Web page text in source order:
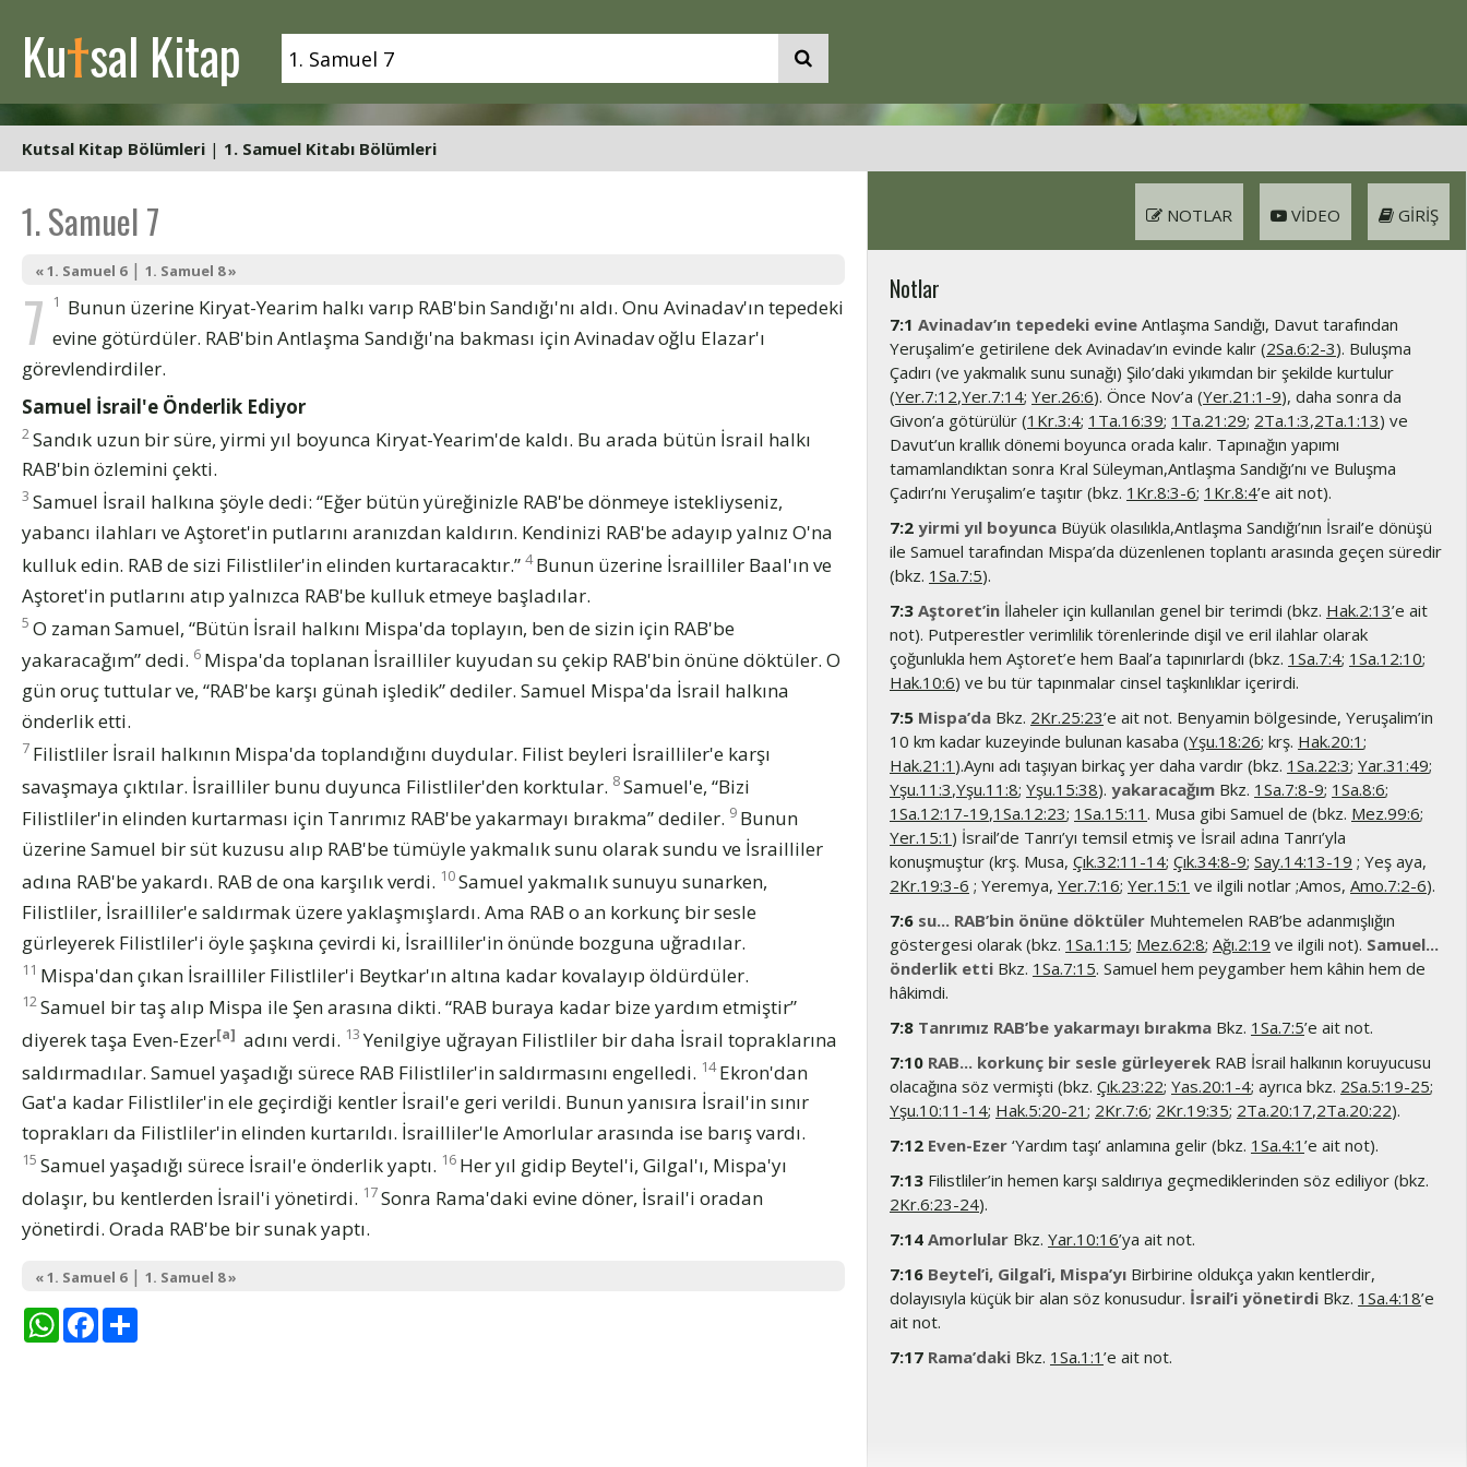
Kutsal Kitap
Kutsal Kitap Bölümleri | 1. Samuel Kitabı Bölümleri
1. Samuel 7
« 1. Samuel 6| 1. Samuel 8 »
7 1 Bunun üzerine Kiryat-Yearim halkı varıp RAB'bin Sandığı'nı aldı. Onu Avinadav'ın tepedeki
evine götürdüler. RAB'bin Antlaşma Sandığı'na bakması için Avinadav oğlu Elazar'ı
görevlendirdiler.
Samuel İsrail'e Önderlik Ediyor
2Sandık uzun bir süre, yirmi yıl boyunca Kiryat-Yearim'de kaldı. Bu arada bütün İsrail halkı
RAB'bin özlemini çekti.
3 Samuel İsrail halkına şöyle dedi: “Eğer bütün yüreğinizle RAB'be dönmeye istekliyseniz,
yabancı ilahları ve Aştoret'in putlarını aranızdan kaldırın. Kendinizi RAB'be adayıp yalnız O'na
kulluk edin. RAB de sizi Filistliler'in elinden kurtaracaktır.” 4 Bunun üzerine İsrailliler Baal'ın ve
Aştoret'in putlarını atıp yalnızca RAB'be kulluk etmeye başladılar.
5 O zaman Samuel, “Bütün İsrail halkını Mispa'da toplayın, ben de sizin için RAB'be
yakaracağım” dedi. 6 Mispa'da toplanan İsrailliler kuyudan su çekip RAB'bin önüne döktüler. O
gün oruç tuttular ve, “RAB'be karşı günah işledik” dediler. Samuel Mispa'da İsrail halkına
önderlik etti.
7 Filistliler İsrail halkının Mispa'da toplandığını duydular. Filist beyleri İsrailliler'e karşı
savaşmaya çıktılar. İsrailliler bunu duyunca Filistliler'den korktular. 8Samuel'e, “Bizi
Filistliler'in elinden kurtarması için Tanrımız RAB'be yakarmayı bırakma” dediler. 9 Bunun
üzerine Samuel bir süt kuzusu alıp RAB'be tümüyle yakmalık sunu olarak sundu ve İsrailliler
adına RAB'be yakardı. RAB de ona karşılık verdi. 10Samuel yakmalık sunuyu sunarken,
Filistliler, İsrailliler'e saldırmak üzere yaklaşmışlardı. Ama RAB o an korkunç bir sesle
gürleyerek Filistliler'i öyle şaşkına çevirdi ki, İsrailliler'in önünde bozguna uğradılar.
11 Mispa'dan çıkan İsrailliler Filistliler'i Beytkar'ın altına kadar kovalayıp öldürdüler.
12Samuel bir taş alıp Mispa ile Şen arasına dikti. “RAB buraya kadar bize yardım etmiştir”
diyerek taşa Even-Ezer[a] adını verdi. 13 Yenilgiye uğrayan Filistliler bir daha İsrail topraklarına
saldırmadılar. Samuel yaşadığı sürece RAB Filistliler'in saldırmasını engelledi. 14 Ekron'dan
Gat'a kadar Filistliler'in ele geçirdiği kentler İsrail'e geri verildi. Bunun yanısıra İsrail'in sınır
toprakları da Filistliler'in elinden kurtarıldı. İsrailliler'le Amorlular arasında ise barış vardı.
15 Samuel yaşadığı sürece İsrail'e önderlik yaptı. 16 Her yıl gidip Beytel'i, Gilgal'ı, Mispa'yı
dolaşır, bu kentlerden İsrail'i yönetirdi. 17Sonra Rama'daki evine döner, İsrail'i oradan
yönetirdi. Orada RAB'be bir sunak yaptı.
« 1. Samuel 6| 1. Samuel 8 »
WhatsAppFacebook
GIRIŞ
VIDEO
NOTLAR
Notlar
7:1 Avinadav’ın tepedeki evine Antlaşma Sandığı, Davut tarafından
Yeruşalim’e getirilene dek Avinadav’ın evinde kalır (2Sa.6:2-3). Buluşma
Çadırı (ve yakmalık sunu sunağı) Şilo’daki yıkımdan bir şekilde kurtulur
(Yer.7:12,Yer.7:14; Yer.26:6). Önce Nov’a (Yer.21:1-9), daha sonra da
Givon’a götürülür (1Kr.3:4; 1Ta.16:39; 1Ta.21:29; 2Ta.1:3,2Ta.1:13) ve
Davut’un krallık dönemi boyunca orada kalır. Tapınağın yapımı
tamamlandıktan sonra Kral Süleyman,Antlaşma Sandığı’nı ve Buluşma
Çadırı’nı Yeruşalim’e taşıtır (bkz. 1Kr.8:3-6; 1Kr.8:4’e ait not).
7:2 yirmi yıl boyunca Büyük olasılıkla,Antlaşma Sandığı’nın İsrail’e dönüşü
ile Samuel tarafından Mispa’da düzenlenen toplantı arasında geçen süredir
(bkz. 1Sa.7:5).
7:3 Aştoret’in İlaheler için kullanılan genel bir terimdi (bkz. Hak.2:13’e ait
not). Putperestler verimlilik törenlerinde dişil ve eril ilahlar olarak
çoğunlukla hem Aştoret’e hem Baal’a tapınırlardı (bkz. 1Sa.7:4; 1Sa.12:10;
Hak.10:6) ve bu tür tapınmalar cinsel taşkınlıklar içerirdi.
7:5 Mispa’da Bkz. 2Kr.25:23’e ait not. Benyamin bölgesinde, Yeruşalim’in
10 km kadar kuzeyinde bulunan kasaba (Yşu.18:26; krş. Hak.20:1 ;
Hak.21:1 ).Aynı adı taşıyan birkaç yer daha vardır (bkz. 1Sa.22:3; Yar.31:49;
Yşu.11:3,Yşu.11:8; Yşu.15:38). yakaracağım Bkz. 1Sa.7:8-9; 1Sa.8:6;
1Sa.12:17-19,1Sa.12:23; 1Sa.15:11 . Musa gibi Samuel de (bkz. Mez.99:6;
Yer.15:1 ) İsrail’de Tanrı’yı temsil etmiş ve İsrail adına Tanrı’yla
konuşmuştur (krş. Musa, Çık.32:11-14; Çık.34:8-9; Say.14:13-19 ; Yeş aya,
2Kr.19:3-6 ; Yeremya, Yer.7:16; Yer.15:1 ve ilgili notlar ;Amos, Amo.7:2-6).
7:6 su... RAB’bin önüne döktüler Muhtemelen RAB’be adanmışlığın
göstergesi olarak (bkz. 1Sa.1:15; Mez.62:8; Ağı.2:19 ve ilgili not). Samuel...
önderlik etti Bkz. 1Sa.7:15. Samuel hem peygamber hem kâhin hem de
hâkimdi.
7:8 Tanrımız RAB’be yakarmayı bırakma Bkz. 1Sa.7:5’e ait not.
7:10 RAB... korkunç bir sesle gürleyerek RAB İsrail halkının koruyucusu
olacağına söz vermişti (bkz. Çık.23:22; Yas.20:1-4; ayrıca bkz. 2Sa.5:19-25;
Yşu.10:11-14; Hak.5:20-21 ; 2Kr.7:6; 2Kr.19:35; 2Ta.20:17,2Ta.20:22).
7:12 Even-Ezer ‘Yardım taşı’ anlamına gelir (bkz. 1Sa.4:1 ’e ait not).
7:13 Filistliler’in hemen karşı saldırıya geçmediklerinden söz ediliyor (bkz.
2Kr.6:23-24).
7:14 Amorlular Bkz. Yar.10:16’ya ait not.
7:16 Beytel’i, Gilgal’i, Mispa’yı Birbirine oldukça yakın kentlerdir,
dolayısıyla küçük bir alan söz konusudur. İsrail’i yönetirdi Bkz. 1Sa.4:18’e
ait not.
7:17 Rama’daki Bkz. 1Sa.1:1 ’e ait not.